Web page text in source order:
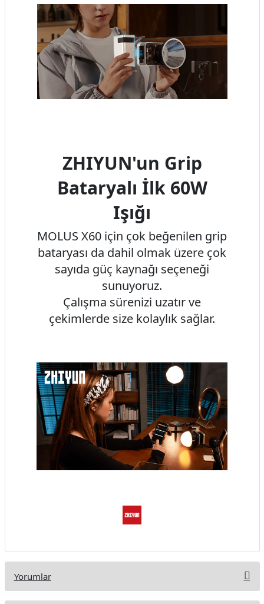
ZHIYUN'un Grip
Bataryalı İlk 60W
Işığı
MOLUS X60 için çok beğenilen grip
bataryası da dahil olmak üzere çok
sayıda güç kaynağı seçeneği
sunuyoruz.
Çalışma sürenizi uzatır ve
çekimlerde size kolaylık sağlar.
Yorumlar